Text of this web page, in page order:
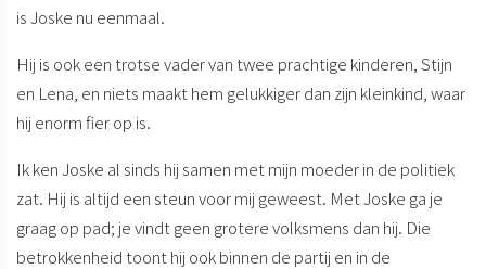
is Joske nu eenmaal.
Hij is ook een trotse vader van twee prachtige kinderen, Stijn
en Lena, en niets maakt hem gelukkiger dan zijn kleinkind, waar
hij enorm fier op is.
Ik ken Joske al sinds hij samen met mijn moeder in de politiek
zat. Hij is altijd een steun voor mij geweest. Met Joske ga je
graag op pad; je vindt geen grotere volksmens dan hij. Die
betrokkenheid toont hij ook binnen de partij en in de